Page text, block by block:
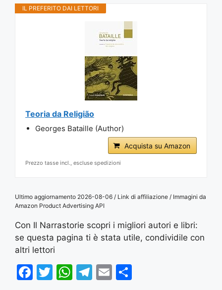
IL PREFERITO DAI LETTORI
Teoria da Religião
Georges Bataille (Author)
Acquista su Amazon
Prezzo tasse incl., escluse spedizioni
Ultimo aggiornamento 2026-08-06 / Link di affiliazione / Immagini da
Amazon Product Advertising API
Con Il Narrastorie scopri i migliori autori e libri:
se questa pagina ti è stata utile, condividile con
altri lettori
F
T
W T
E